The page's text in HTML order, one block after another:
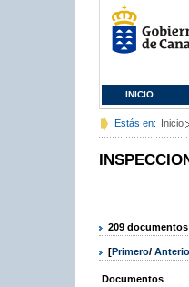
INICIO
Estás en: Inicio
209
[Primero/
Documentos